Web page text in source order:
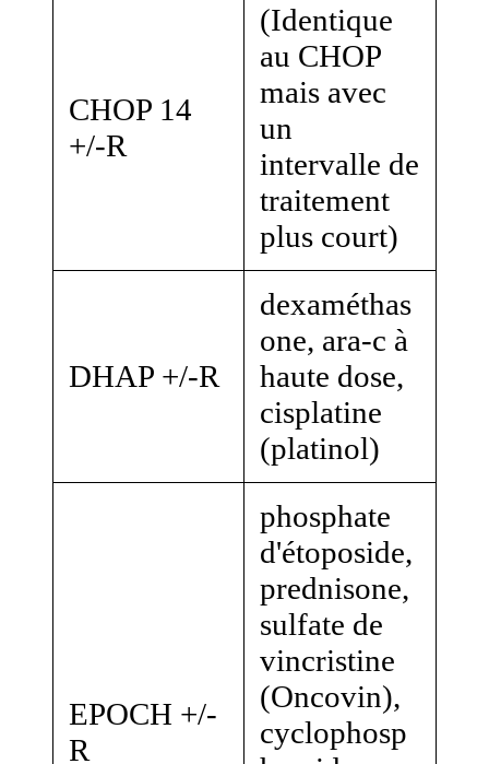
CHOP 14
+/-R
(Identique
au CHOP
mais avec
un
intervalle de
traitement
plus court)
DHAP +/-R
dexaméthas
one, ara-c à
haute dose,
cisplatine
(platinol)
EPOCH +/-
R
phosphate
d'étoposide,
prednisone,
sulfate de
vincristine
(Oncovin),
cyclophosp